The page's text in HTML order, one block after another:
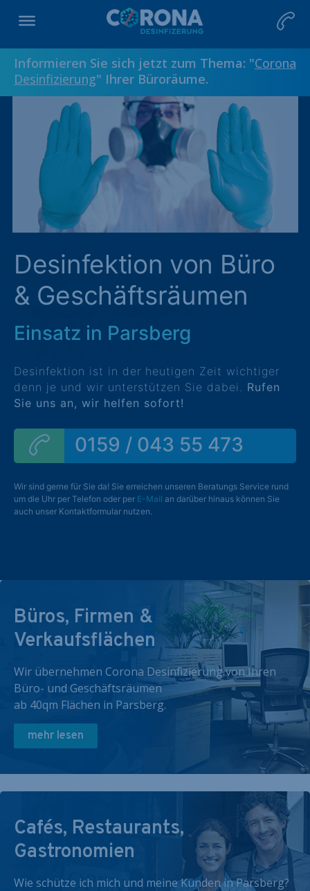
Informieren Sie sich jetzt zum Thema: "Corona
Desinfizierung" Ihrer Büroräume.
Desinfektion von Büro
& Geschäftsräumen
Einsatz in Parsberg
Desinfektion ist in der heutigen Zeit wichtiger
denn je und wir unterstützen Sie dabei. Rufen
Sie uns an, wir helfen sofort!
0159 / 043 55 473
Wir sind gerne für Sie da! Sie erreichen unseren Beratungs Service rund
um die Uhr per Telefon oder per E-Mail an darüber hinaus können Sie
auch unser Kontaktformular nutzen.
Büros, Firmen &
Verkaufsflächen
Wir übernehmen Corona Desinfizierung von Ihren
Büro- und Geschäftsräumen
ab 40qm Flächen in Parsberg.
mehr lesen
Cafés, Restaurants,
Gastronomien
Wie schütze ich mich und meine Kunden in Parsberg?